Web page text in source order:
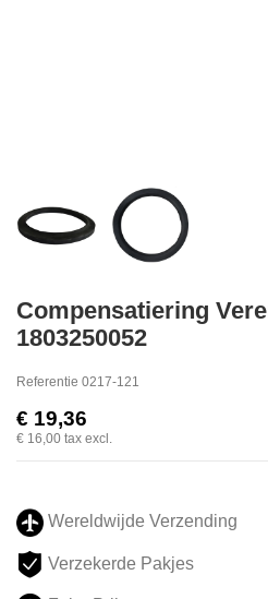
Compensatiering
1803250052
Referentie 0217-121
€ 19,36
€ 16,00 tax excl.
Wereldwijde Verzending
Verzekerde Pakjes